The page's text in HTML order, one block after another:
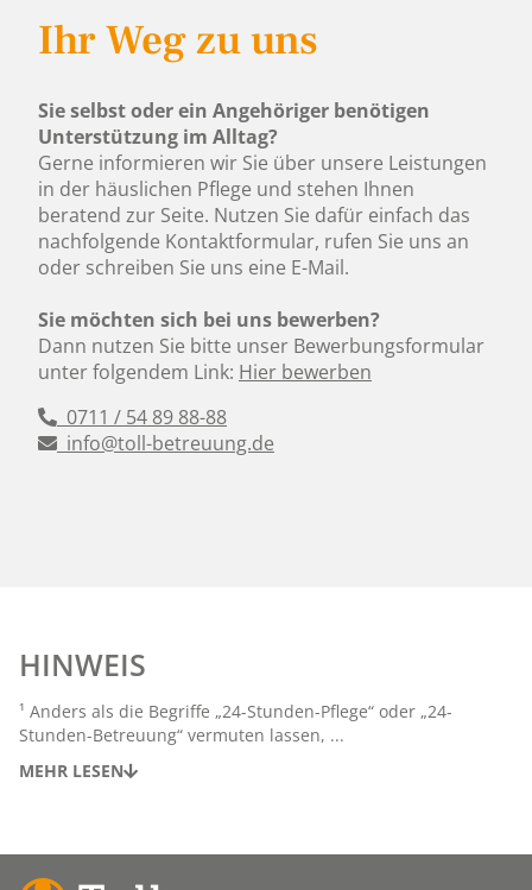
Ihr Weg zu uns
Sie selbst oder ein Angehöriger benötigen
Unterstützung im Alltag?
Gerne informieren wir Sie über unsere Leistungen
in der häuslichen Pflege und stehen Ihnen
beratend zur Seite. Nutzen Sie dafür einfach das
nachfolgende Kontaktformular, rufen Sie uns an
oder schreiben Sie uns eine E-Mail.
Sie möchten sich bei uns bewerben?
Dann nutzen Sie bitte unser Bewerbungsformular
unter folgendem Link: Hier bewerben
0711 / 54 89 88-88
info@toll-betreuung.de
HINWEIS
¹ Anders als die Begriffe „24-Stunden-Pflege“ oder „24-
Stunden-Betreuung“ vermuten lassen, ...
MEHR LESEN